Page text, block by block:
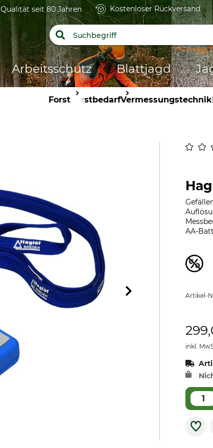
Qualität seit 80 Jahren Kostenloser Rückversand
Arbeitsschutz Blattjagd
ForstForstbedarfVermessungstechnik
AA-
Artikel-
inkl.